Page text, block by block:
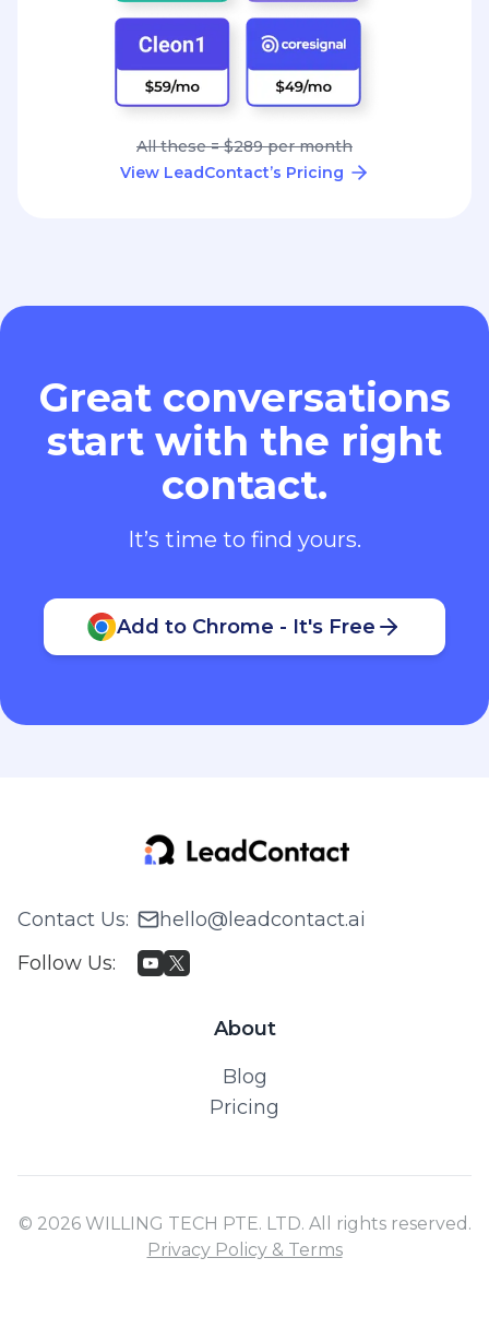
All these = $289 per month
View LeadContact’s Pricing
Great conversations
start with the right
contact.
It’s time to find yours.
Add to Chrome - It's Free
Contact Us:
hello@leadcontact.ai
Follow Us:
About
Blog
Pricing
© 2026 WILLING TECH PTE. LTD. All rights reserved.
Privacy Policy & Terms